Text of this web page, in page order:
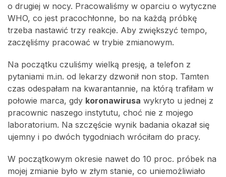
o drugiej w nocy. Pracowaliśmy w oparciu o wytyczne
WHO, co jest pracochłonne, bo na każdą próbkę
trzeba nastawić trzy reakcje. Aby zwiększyć tempo,
zaczęliśmy pracować w trybie zmianowym.
Na początku czuliśmy wielką presję, a telefon z
pytaniami m.in. od lekarzy dzwonił non stop. Tamten
czas odespałam na kwarantannie, na którą trafiłam w
połowie marca, gdy koronawirusa wykryto u jednej z
pracownic naszego instytutu, choć nie z mojego
laboratorium. Na szczęście wynik badania okazał się
ujemny i po dwóch tygodniach wróciłam do pracy.
W początkowym okresie nawet do 10 proc. próbek na
mojej zmianie było w złym stanie, co uniemożliwiało